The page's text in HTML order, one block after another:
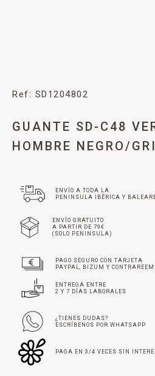
Ref: SD1204802
GUANTE SD-C48
HOMBRE NEGRO/
ENVÍO A TODA LA
PENINSULA IBÉRICA Y
ENVÍO GRATUITO
A PARTIR DE 79€
(SOLO PENINSULA)
PAGO SEGURO CON TARJETA
PAYPAL, BIZUM Y
ENTREGA ENTRE
2 Y 7 DÍAS LABORALES
¿TIENES DUDAS?
ESCRÍBENOS POR WHATSAPP
PAGA EN 3/4 VECES SIN